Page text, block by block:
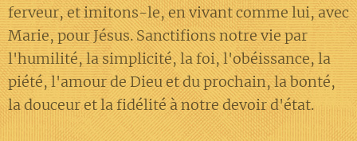
ferveur, et imitons-le, en vivant comme lui, avec
Marie, pour Jésus. Sanctifions notre vie par
l'humilité, la simplicité, la foi, l'obéissance, la
piété, l'amour de Dieu et du prochain, la bonté,
la douceur et la fidélité à notre devoir d'état.